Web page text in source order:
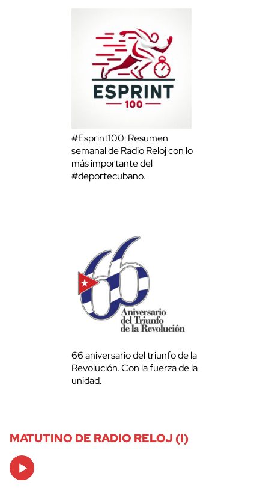
#Esprint100: Resumen
semanal de Radio Reloj con lo
más importante del
#deportecubano.
66 aniversario del triunfo de la
Revolución. Con la fuerza de la
unidad.
MATUTINO DE RADIO RELOJ (I)
Audio
Player